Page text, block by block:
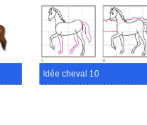
Idée cheval 10